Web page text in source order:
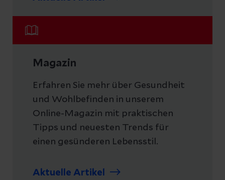
Magazin
Erfahren Sie mehr über Gesundheit
und Wohlbefinden in unserem
Online-Magazin mit praktischen
Tipps und neuesten Trends für
einen gesünderen Lebensstil.
Aktuelle Artikel